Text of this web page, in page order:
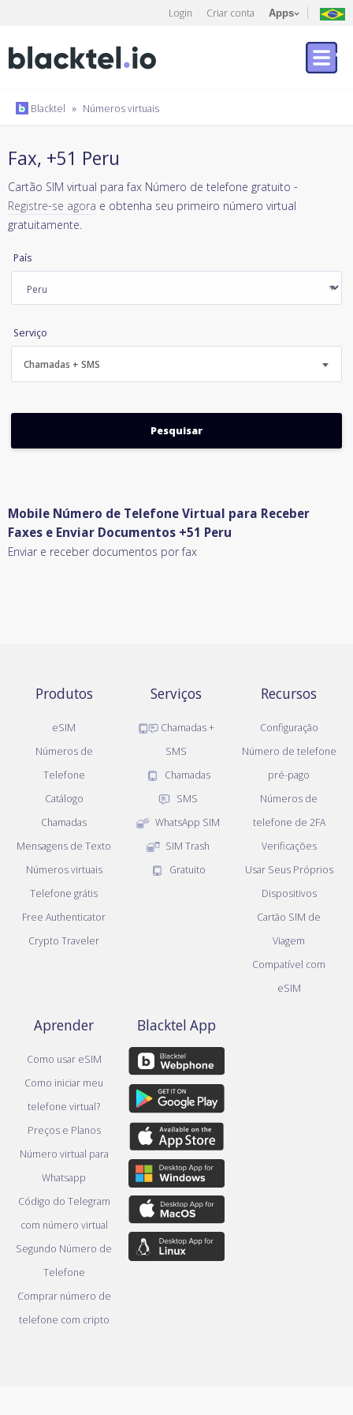
Login Criar conta Apps
Blacktel » Números virtuais
Fax, +51 Peru
Cartão SIM virtual para fax Número de telefone gratuito -
Registre-se agora e obtenha seu primeiro número virtual
gratuitamente.
País
Serviço
Chamadas + SMS
Mobile Número de Telefone Virtual para Receber
Faxes e Enviar Documentos +51 Peru
Enviar e receber documentos por fax
Produtos
eSIM
Números de
Telefone
Catálogo
Chamadas
Mensagens de Texto
Números virtuais
Telefone grátis
Free Authenticator
Crypto Traveler
Serviços
Chamadas +
SMS
Chamadas
SMS
WhatsApp SIM
SIM Trash
Gratuito
Recursos
Configuração
Número de telefone
pré-pago
Números de
telefone de 2FA
Verificações
Usar Seus Próprios
Dispositivos
Cartão SIM de
Viagem
Compatível com
eSIM
Aprender
Como usar eSIM
Como iniciar meu
telefone virtual?
Preços e Planos
Número virtual para
Whatsapp
Código do Telegram
com número virtual
Segundo Número de
Telefone
Comprar número de
telefone com cripto
Blacktel App